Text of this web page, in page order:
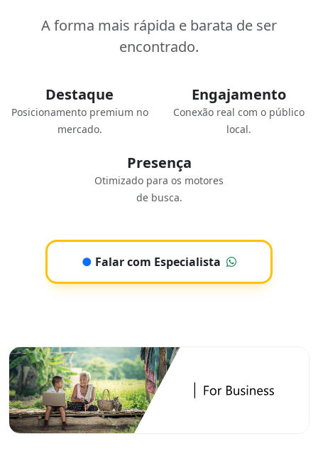
A forma mais rápida e barata de ser
encontrado.
Destaque
Posicionamento premium no
mercado.
Engajamento
Conexão real com o público
local.
Presença
Otimizado para os motores
de busca.
● Falar com Especialista